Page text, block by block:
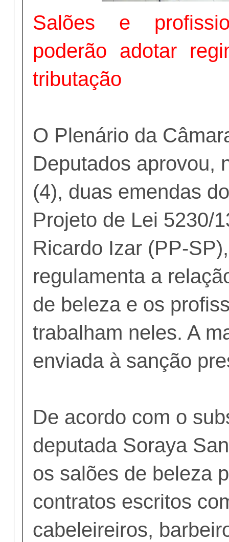
Salões e
poderão adotar
tributação
O Plenário da
Deputados aprovou,
(4), duas emendas
Projeto de Lei 5230/
Ricardo Izar (PP-
regulamenta a
de beleza e os
trabalham neles. A
enviada à sanção
De acordo com o
deputada Soraya
os salões de beleza
contratos escritos
cabeleireiros,